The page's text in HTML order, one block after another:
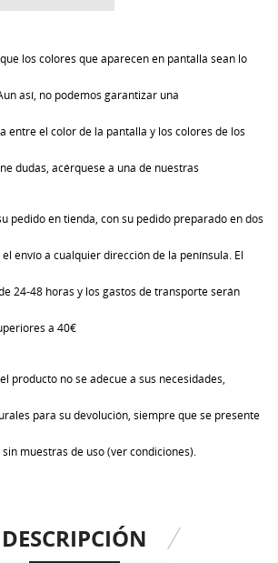
los colores que aparecen en pantalla sean lo
así, no podemos garantizar una
entre el color de la pantalla y los colores de los
dudas, acérquese a una de nuestras
pedido en tienda, con su pedido preparado en dos
envío a cualquier dirección de la península. El
24-48 horas y los gastos de transporte serán
a 40€
producto no se adecue a sus necesidades,
para su devolución, siempre que se presente
muestras de uso (ver condiciones).
DESCRIPCIÓN